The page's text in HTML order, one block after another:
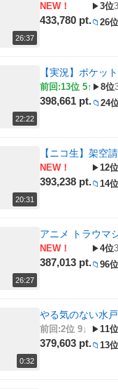
26:37
NEW！
433,780 pt.
▶3位
📁 26位
22:22
【実況】ポケッ
前回:13位 5↑
398,661 pt.
▶8位
📁 24
20:31
【ニコ生】架空
NEW！
393,238 pt.
▶12位
📁 14位
26:27
アニメ トラウマ
NEW！
387,013 pt.
▶4位
📁 96位
0:32
やる気のない水
前回:2位 9↓
379,603 pt.
▶11位
📁 13位